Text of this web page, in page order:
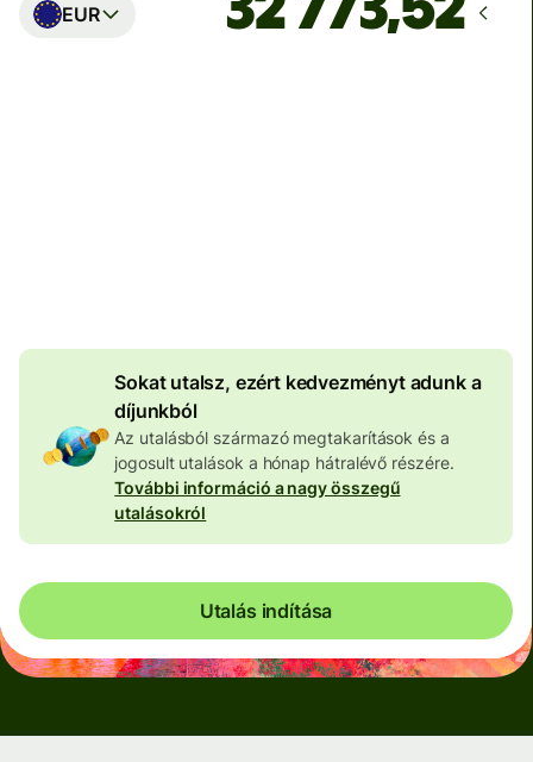
EUR
Sokat utalsz, ezért kedvezményt adunk a
díjunkból
Az utalásból származó megtakarítások és a
jogosult utalások a hónap hátralévő részére.
További információ a nagy összegű
utalásokról
Utalás indítása